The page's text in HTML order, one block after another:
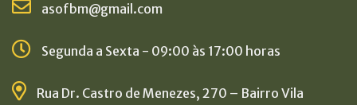
asofbm@gmail.com
Segunda a Sexta - 09:00 às 17:00 horas
Rua Dr. Castro de Menezes, 270 – Bairro Vila